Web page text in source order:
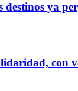
destinos ya
con